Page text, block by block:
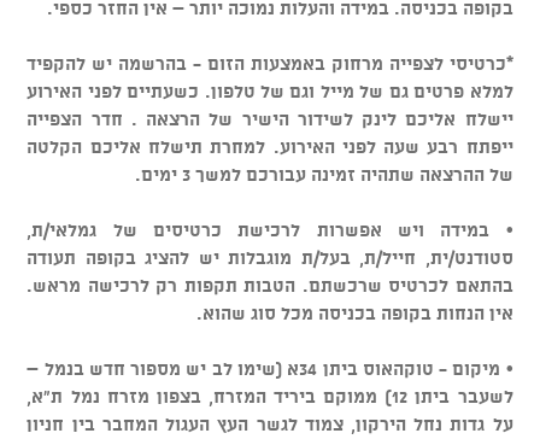
בקופה בכניסה. במידה והעלות נמוכה יותר – אין החזר כספי.
*כרטיסי לצפייה מרחוק באמצעות הזום - בהרשמה יש להקפיד
למלא פרטים גם של מייל וגם של טלפון. כשעתיים לפני האירוע
יישלח אליכם לינק לשידור הישיר של הרצאה . חדר הצפייה
ייפתח רבע שעה לפני האירוע. למחרת תישלח אליכם הקלטה
של ההרצאה שתהיה זמינה עבורכם למשך 3 ימים.
• במידה ויש אפשרות לרכישת כרטיסים של גמלאי/ת,
סטודנט/ית, חייל/ת, בעל/ת מוגבלות יש להציג בקופה תעודה
בהתאם לכרטיס שרכשתם. הטבות תקפות רק לרכישה מראש.
אין הנחות בקופה בכניסה מכל סוג שהוא.
• מיקום - טוקהאוס ביתן 34א (שימו לב יש מספור חדש בנמל –
לשעבר ביתן 12) ממוקם ביריד המזרח, בצפון מזרח נמל ת"א,
על גדות נחל הירקון, צמוד לגשר העץ העגול המחבר בין חניון